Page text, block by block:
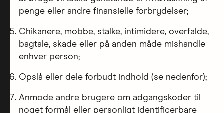
penge eller andre finansielle forbrydelser;
Chikanere, mobbe, stalke, intimidere, overfalde,
bagtale, skade eller på anden måde mishandle
enhver person;
Opslå eller dele forbudt indhold (se nedenfor);
Anmode andre brugere om adgangskoder til
noget formål eller personligt identificerbare